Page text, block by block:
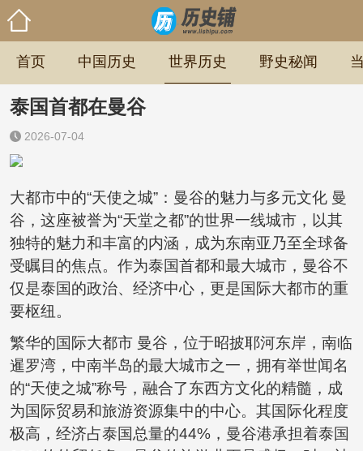
首页 中国历史 世界历史 野史秘闻
泰国首都在曼谷
2026-07-04
大都市中的“天使之城”：曼谷的魅力与多元文化 曼
谷，这座被誉为“天堂之都”的世界一线城市，以其
独特的魅力和丰富的内涵，成为东南亚乃至全球备
受瞩目的焦点。作为泰国首都和最大城市，曼谷不
仅是泰国的政治、经济中心，更是国际大都市的重
要枢纽。
繁华的国际大都市 曼谷，位于昭披耶河东岸，南临
暹罗湾，中南半岛的最大城市之一，拥有举世闻名
的“天使之城”称号，融合了东西方文化的精髓，成
为国际贸易和旅游资源集中的中心。其国际化程度
极高，经济占泰国总量的44%，曼谷港承担着泰国